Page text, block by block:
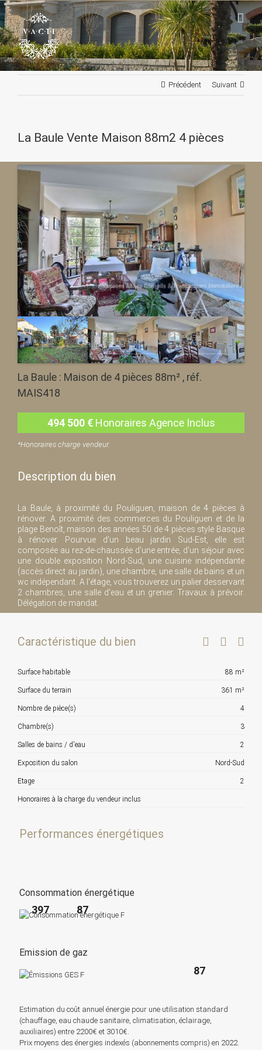
Passer
au
contenu
Précédent Suivant
La Baule Vente Maison 88m2 4 pièces
La Baule : Maison de 4 pièces 88m² , réf.
MAIS418
494 500€ Honoraires Agence Inclus
*Honoraires charge vendeur.
Description du bien
La Baule, à proximité du Pouliguen, maison de 4 pièces à
rénover. A proximité des commerces du Pouliguen et de la
plage Benoît, maison des années 50 de 4 pièces style Basque
à rénover. Pourvue d'un beau jardin Sud-Est, elle est
composée au rez-de-chaussée d'une entrée, d'un séjour avec
une double exposition Nord-Sud, une cuisine indépendante
(accès direct au jardin), une chambre, une salle de bains et un
wc indépendant. A l'étage, vous trouverez un palier desservant
2 chambres, une salle d'eau et un grenier. Travaux à prévoir.
Délégation de mandat.
Caractéristique du bien
Surface habitable 88 m²
Surface du terrain 361 m²
Nombre de pièce(s) 4
Chambre(s) 3
Salles de bains / d'eau 2
Exposition du salon Nord-Sud
Etage 2
Honoraires à la charge du vendeur inclus
Performances énergétiques
Consommation énergétique
397 87
Emission de gaz
87
Estimation du coût annuel énergie pour une utilisation standard
(chauffage, eau chaude sanitaire, climatisation, éclairage,
auxiliaires) entre 2200€ et 3010€.
Prix moyens des énergies indexés (abonnements compris) en 2022.